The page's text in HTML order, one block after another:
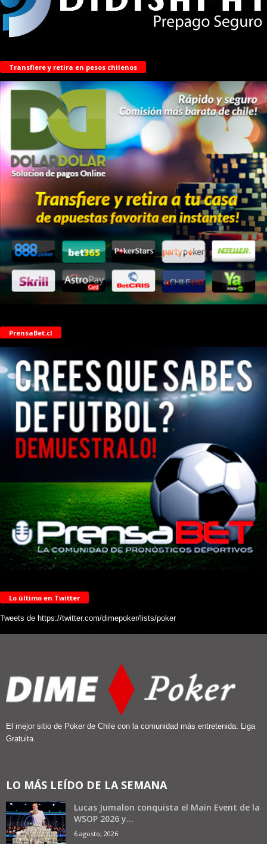
Transfiere y retira en pesos chilenos
PrensaBet.cl
Lo último en Twitter
Tweets de https://twitter.com/dimepoker/lists/poker
El mejor sitio de Poker de Chile con la comunidad más entretenida. Liga
Gratuita.
LO MÁS LEÍDO DE LA SEMANA
Lucas Jumalon conquista el Main Event de la
WSOP 2026 y...
6 agosto, 2026